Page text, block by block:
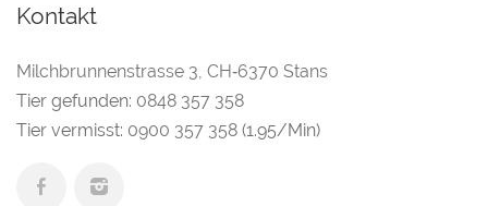
Kontakt
Milchbrunnenstrasse 3, CH‑6370 Stans
Tier gefunden: 0848 357 358
Tier vermisst: 0900 357 358 (1.95/Min)